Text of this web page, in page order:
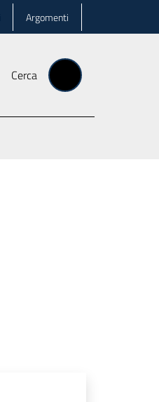
Argomenti
Cerca